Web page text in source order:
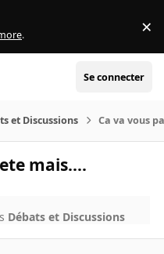
. ×
Se connecter
et Discussions Ca va vous
mais....
Débats et Discussions